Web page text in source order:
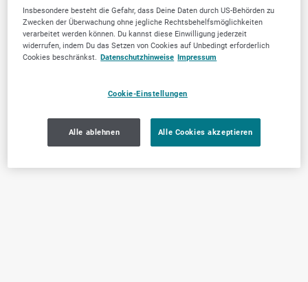
Insbesondere besteht die Gefahr, dass Deine Daten durch US-Behörden zu
Zwecken der Überwachung ohne jegliche Rechtsbehelfsmöglichkeiten
verarbeitet werden können. Du kannst diese Einwilligung jederzeit
widerrufen, indem Du das Setzen von Cookies auf Unbedingt erforderlich
Cookies beschränkst. Datenschutzhinweise Impressum
Cookie-Einstellungen
Alle ablehnen Alle Cookies akzeptieren